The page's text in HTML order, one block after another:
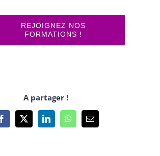
REJOIGNEZ NOS
FORMATIONS !
A partager !
Facebook
X LinkedInWhatsApp
Email